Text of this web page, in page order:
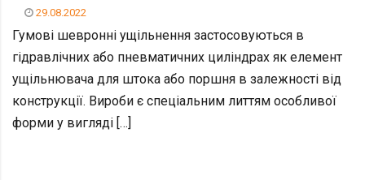
29.08.2022
Гумові шевронні ущільнення застосовуються в
гідравлічних або пневматичних циліндрах як елемент
ущільнювача для штока або поршня в залежності від
конструкції. Вироби є спеціальним литтям особливої ​​
форми у вигляді […]